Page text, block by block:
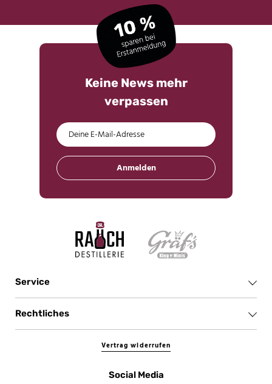
Keine News mehr
verpassen
Anmelden
Service
Rechtliches
Vertrag widerrufen
Social Media